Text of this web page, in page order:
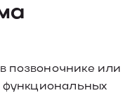
позвоночнике или
функциональных